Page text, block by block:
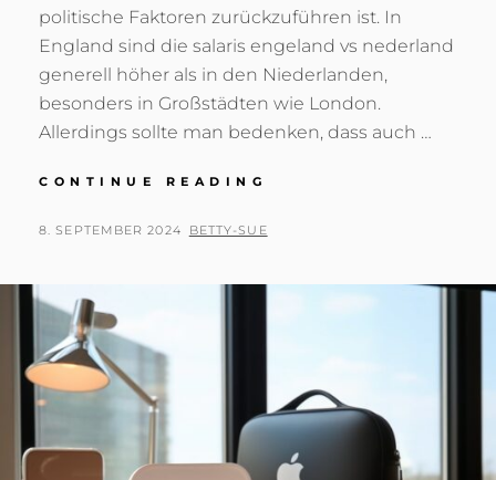
politische Faktoren zurückzuführen ist. In
England sind die salaris engeland vs nederland
generell höher als in den Niederlanden,
besonders in Großstädten wie London.
Allerdings sollte man bedenken, dass auch …
CONTINUE READING
NIEDERLANDE
POSTED
8. SEPTEMBER 2024 BY
BETTY-SUE